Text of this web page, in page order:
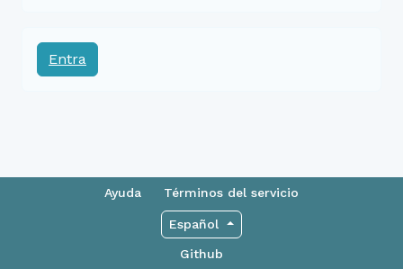
Entra
Ayuda Términos del servicio
Español
Github